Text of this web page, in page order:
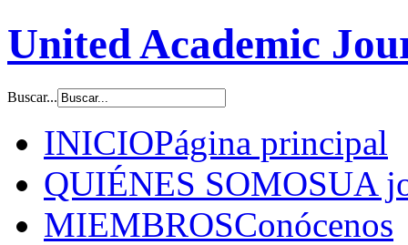
United Academic
Buscar...
INICIOPágina principal
QUIÉNES SOMOSUA
MIEMBROSConócenos